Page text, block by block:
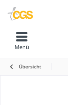
Menü
Übersicht